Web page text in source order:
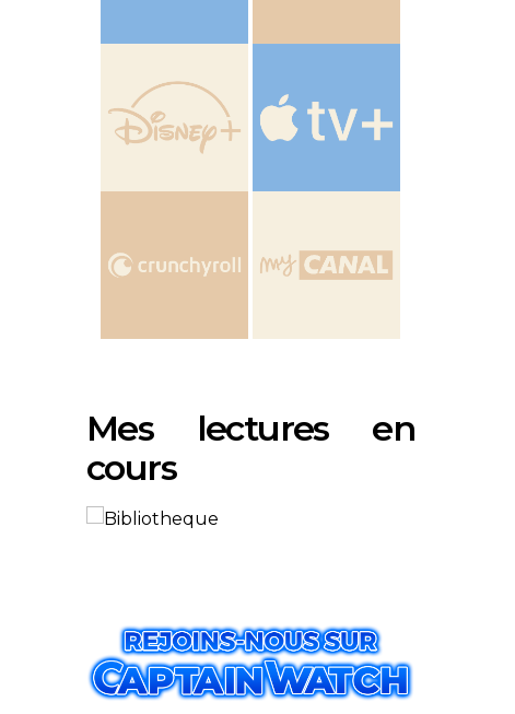
Mes lectures en
cours